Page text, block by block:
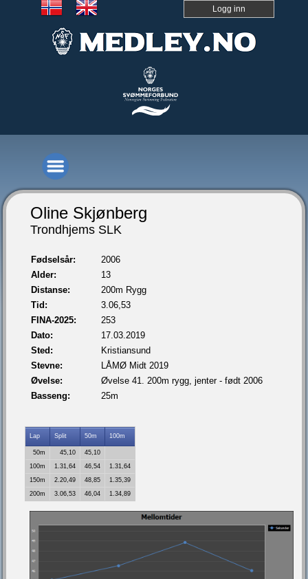
Logg inn
Oline Skjønberg
Trondhjems SLK
Fødselsår:
2006
Alder:
13
Distanse:
200m Rygg
Tid:
3.06,53
FINA-2025:
253
Dato:
17.03.2019
Sted:
Kristiansund
Stevne:
LÅMØ Midt 2019
Øvelse:
Øvelse 41. 200m rygg, jenter - født 2006
Basseng:
25m
Lap Split 50m 100m
50m 45,10
45,10
100m
1.31,64 46,54
1.31,64
150m
2.20,49 48,85
1.35,39
200m
3.06,53 46,04 1.34,89